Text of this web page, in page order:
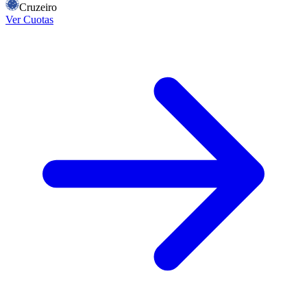
Cruzeiro
Ver Cuotas